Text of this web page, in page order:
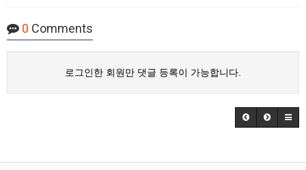
0 Comments
로그인한 회원만 댓글 등록이 가능합니다.